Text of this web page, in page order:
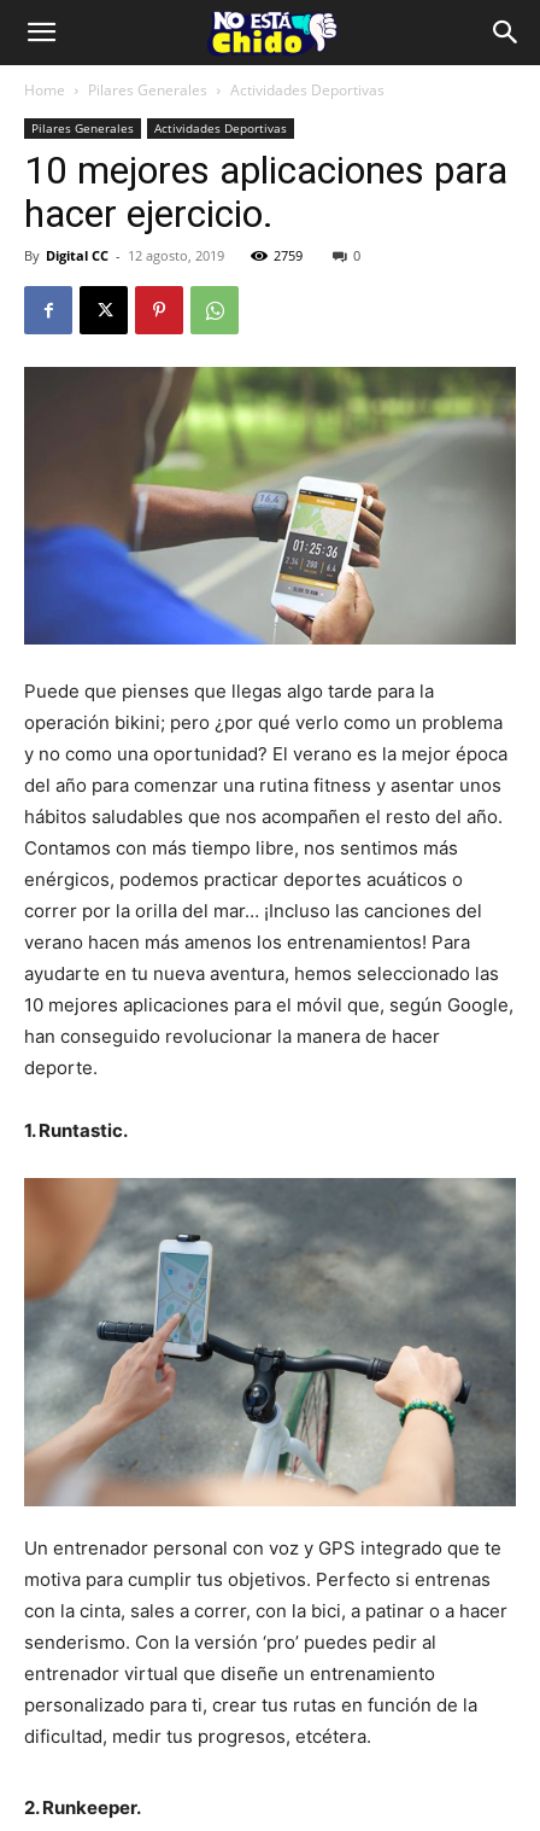
Home Pilares Generales Actividades Deportivas
Pilares Generales Actividades Deportivas
10 mejores aplicaciones para
hacer ejercicio.
By Digital CC - 12 agosto, 2019 2759 0
Puede que pienses que llegas algo tarde para la
operación bikini; pero ¿por qué verlo como un problema
y no como una oportunidad? El verano es la mejor época
del año para comenzar una rutina fitness y asentar unos
hábitos saludables que nos acompañen el resto del año.
Contamos con más tiempo libre, nos sentimos más
enérgicos, podemos practicar deportes acuáticos o
correr por la orilla del mar… ¡Incluso las canciones del
verano hacen más amenos los entrenamientos! Para
ayudarte en tu nueva aventura, hemos seleccionado las
10 mejores aplicaciones para el móvil que, según Google,
han conseguido revolucionar la manera de hacer
deporte.
1. Runtastic.
Un entrenador personal con voz y GPS integrado que te
motiva para cumplir tus objetivos. Perfecto si entrenas
con la cinta, sales a correr, con la bici, a patinar o a hacer
senderismo. Con la versión ‘pro’ puedes pedir al
entrenador virtual que diseñe un entrenamiento
personalizado para ti, crear tus rutas en función de la
dificultad, medir tus progresos, etcétera.
2. Runkeeper.